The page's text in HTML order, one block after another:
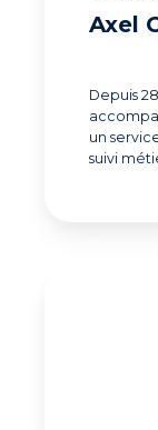
Axel
Depuis
un
suivi